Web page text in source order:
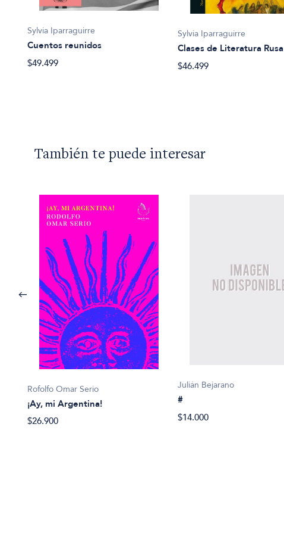
Sylvia Iparraguirre
Cuentos reunidos
$49.499
Sylvia Iparraguirre
Clases de Literatura Rusa
$46.499
También te puede interesar
Rofolfo Omar Serio
¡Ay, mi Argentina!
$26.900
Julián Bejarano
#
$14.000